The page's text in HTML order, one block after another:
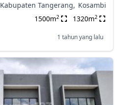
Kabupaten Tangerang, Kosambi
1500m2 1320m2
1 tahun yang lalu